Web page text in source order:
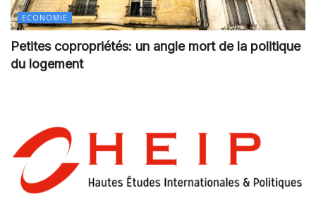
ECONOMIE
Petites copropriétés: un angle mort de la politique
du logement